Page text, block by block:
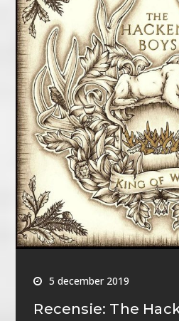
5 december 2019
Recensie: The